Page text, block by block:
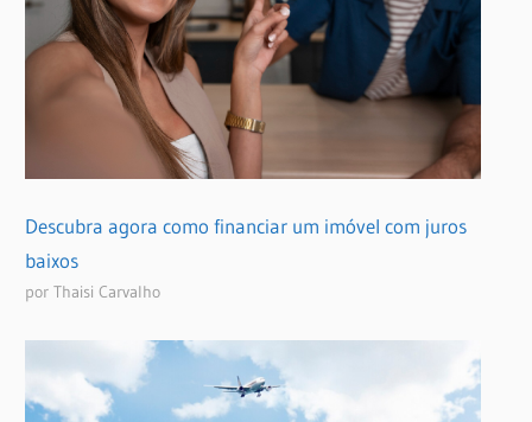
Descubra agora como financiar um imóvel com juros
baixos
por Thaisi Carvalho